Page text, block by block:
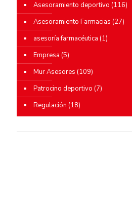
Asesoramiento deportivo (116)
Asesoramiento Farmacias (27)
asesoría farmacéutica (1)
Empresa (5)
Mur Asesores (109)
Patrocino deportivo (7)
Regulación (18)